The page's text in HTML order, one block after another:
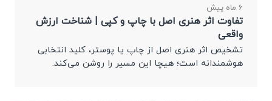
6 ماه پیش
تفاوت اثر هنری اصل با چاپ و کپی | شناخت ارزش
واقعی
تشخیص اثر هنری اصل از چاپ یا پوستر، کلید انتخابی
هوشمندانه است؛ هیچا این مسیر را روشن می‌کند.